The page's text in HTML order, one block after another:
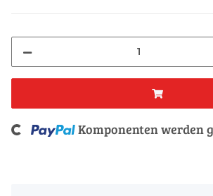
Komponenten werden